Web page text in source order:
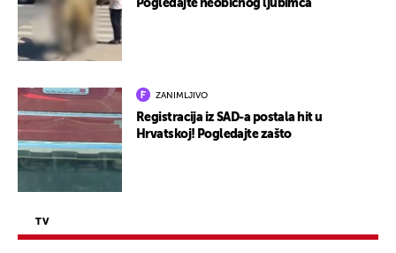
Pogledajte neobičnog ljubimca
ZANIMLJIVO
Registracija iz SAD-a postala hit u
Hrvatskoj! Pogledajte zašto
TV